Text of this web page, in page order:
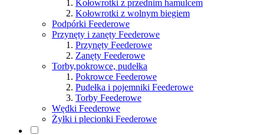
Kołowrotki z przednim hamulcem
Kołowrotki z wolnym biegiem
Podpórki Feederowe
Przynęty i zanęty Feederowe
Przynęty Feederowe
Zanęty Feederowe
Torby,pokrowce, pudełka
Pokrowce Feederowe
Pudełka i pojemniki Feederowe
Torby Feederowe
Wędki Feederowe
Żyłki i plecionki Feederowe